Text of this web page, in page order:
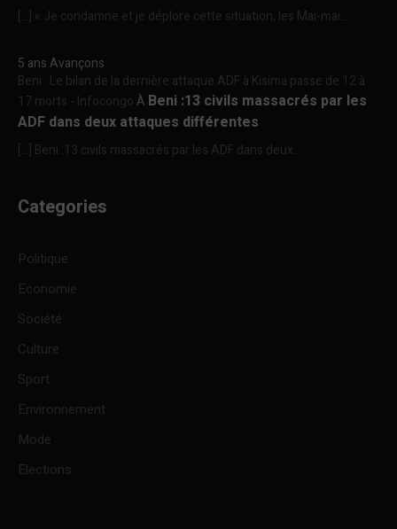
[…] « Je condamne et je déplore cette situation, les Mai-mai...
5 ans Avançons
Beni : Le bilan de la dernière attaque ADF à Kisima passe de 12 à
17 morts - InfocongoÀ Beni :13 civils massacrés par les
ADF dans deux attaques différentes
[…] Beni :13 civils massacrés par les ADF dans deux...
Categories
Politique
Economie
Société
Culture
Sport
Environnement
Mode
Elections